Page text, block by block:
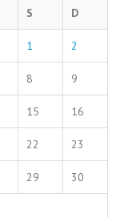
S D
1 2
8 9
15 16
22 23
29 30